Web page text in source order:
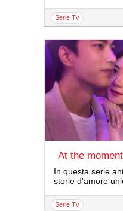
serie Tv
At the
In questa serie
storie d'amore
serie Tv